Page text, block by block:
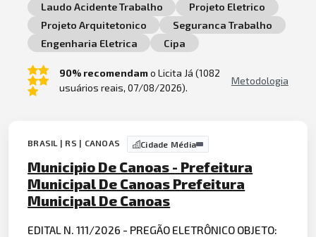
Laudo Acidente Trabalho
Projeto Eletrico
Projeto Arquitetonico
Seguranca Trabalho
Engenharia Eletrica
Cipa
90% recomendamo Licita Já (1082
usuários reais, 07/08/2026).
Metodologia
BRASIL | RS | CANOAS Cidade Média
Municipio De Canoas - Prefeitura
Municipal De Canoas Prefeitura
Municipal De Canoas
EDITAL N. 111/2026 - PREGÃO ELETRÔNICO OBJETO: